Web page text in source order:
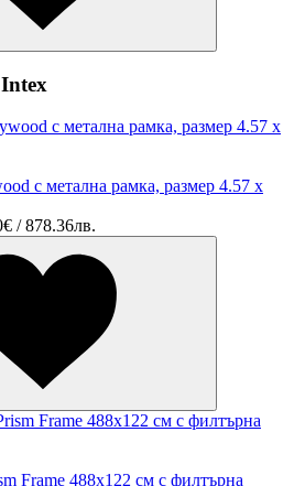
с метална рамка, размер 4.57 x
/ 878.36лв.
Frame 488x122 см с филтърна